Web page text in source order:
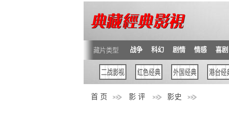
藏片类型 战争 科幻 剧情 情感 喜剧
首 页 影 评 影史